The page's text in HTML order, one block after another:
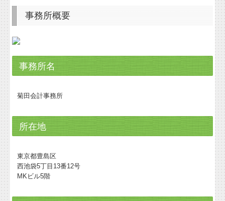
事務所概要
事務所名
菊田会計事務所
所在地
東京都豊島区
西池袋5丁目13番12号
MKビル5階